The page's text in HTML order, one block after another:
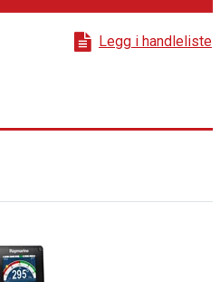
Legg i handleliste